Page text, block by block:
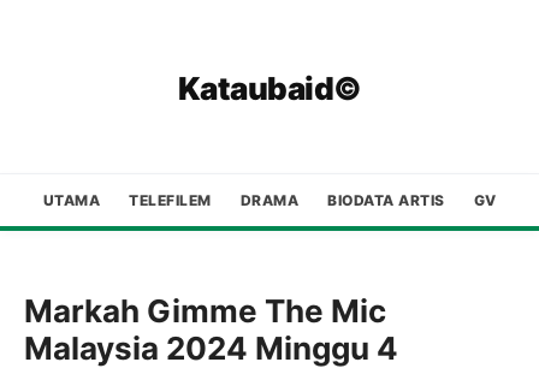
Kataubaid©
UTAMA TELEFILEM DRAMA BIODATA ARTIS GV
Markah Gimme The Mic
Malaysia 2024 Minggu 4